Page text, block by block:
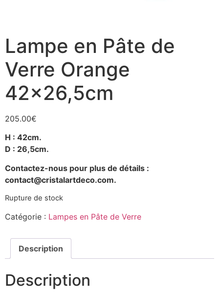
Lampe en Pâte de
Verre Orange
42×26,5cm
205.00€
H : 42cm.
D : 26,5cm.
Contactez-nous pour plus de détails :
contact@cristalartdeco.com.
Rupture de stock
Catégorie : Lampes en Pâte de Verre
Description
Description